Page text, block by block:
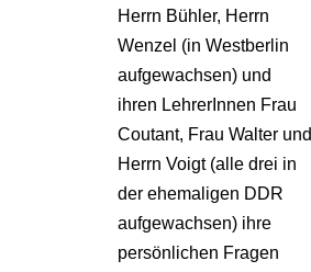
Herrn Bühler, Herrn
Wenzel (in Westberlin
aufgewachsen) und
ihren LehrerInnen Frau
Coutant, Frau Walter und
Herrn Voigt (alle drei in
der ehemaligen DDR
aufgewachsen) ihre
persönlichen Fragen